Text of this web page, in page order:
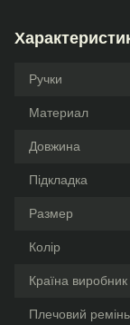
Ручки
Материал
Довжина
Підкладка
Размер
Колір
Країна виробник
Плечовий ремінь